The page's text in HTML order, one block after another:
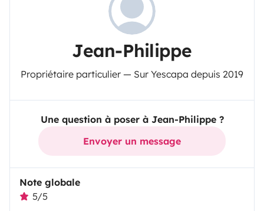
Jean-Philippe
Propriétaire particulier — Sur Yescapa depuis 2019
Une question à poser à Jean-Philippe ?
Envoyer un message
Note globale
5/5